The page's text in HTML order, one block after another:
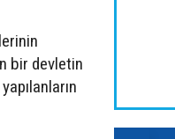
bir devletin